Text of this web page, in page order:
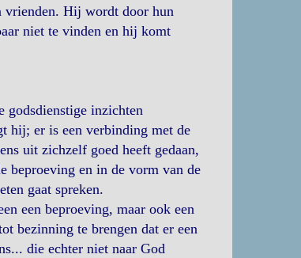
vrienden. Hij wordt door hun
niet te vinden en hij komt
godsdienstige inzichten
hij; er is een verbinding met de
uit zichzelf goed heeft gedaan,
beproeving en in de vorm van de
gaat spreken.
een beproeving, maar ook een
bezinning te brengen dat er een
die echter niet naar God